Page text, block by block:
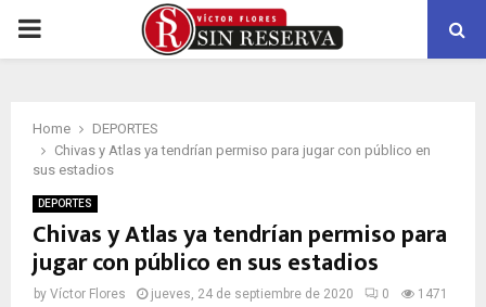
PRIMARY
Home
DEPORTES
Chivas y Atlas ya tendrían permiso para jugar con público en
sus estadios
DEPORTES
Chivas y Atlas ya tendrían permiso para
jugar con público en sus estadios
by Víctor Flores jueves, 24 de septiembre de 2020 0 1471